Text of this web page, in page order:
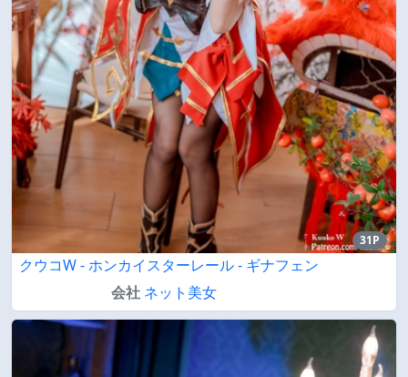
31P
クウコW - ホンカイスターレール - ギナフェン
会社 ネット美女